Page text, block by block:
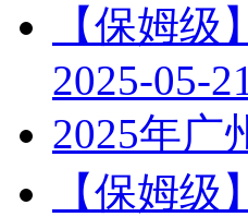
【保姆
2025-05-
2025年广
【保姆